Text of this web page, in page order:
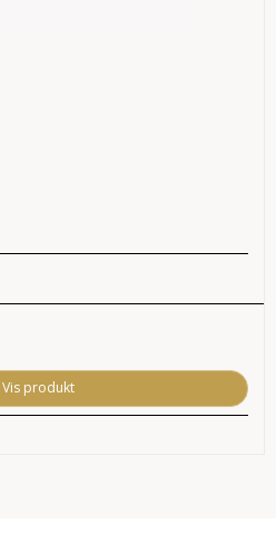
Vis produkt